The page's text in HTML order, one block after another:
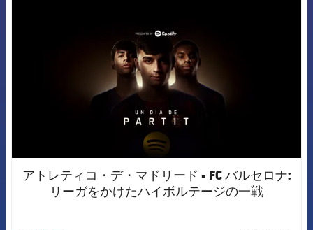
アトレティコ・デ・マドリード - FC バルセロナ:
リーガをかけたハイボルテージの一戦